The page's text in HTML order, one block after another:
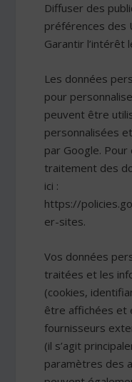
Diffuser des
préférences des
Garantir l’intérêt
Les données
pour
peuvent être
personnalisées
par Google.
traitement des
ici :
https://
er-sites.
Vos données
traitées et les
(cookies,
être affichées et
fournisseurs
(il s’agit
paramètres des